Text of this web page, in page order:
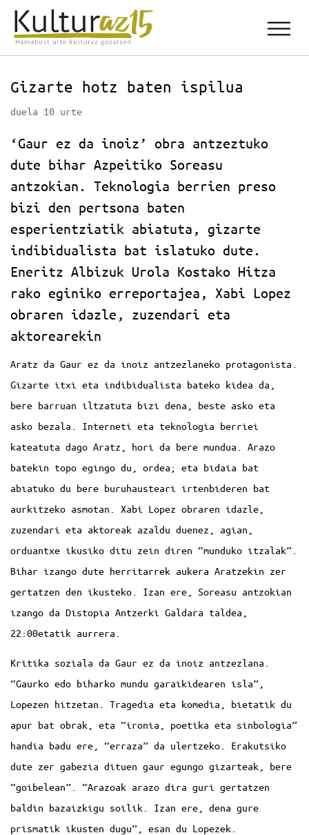
Gizarte hotz baten ispilua
duela 10 urte
‘Gaur ez da inoiz’ obra antzeztuko
dute bihar Azpeitiko Soreasu
antzokian. Teknologia berrien preso
bizi den pertsona baten
esperientziatik abiatuta, gizarte
indibidualista bat islatuko dute.
Eneritz Albizuk Urola Kostako Hitza
rako eginiko erreportajea, Xabi Lopez
obraren idazle, zuzendari eta
aktorearekin
Aratz da Gaur ez da inoiz antzezlaneko protagonista.
Gizarte itxi eta indibidualista bateko kidea da,
bere barruan iltzatuta bizi dena, beste asko eta
asko bezala. Interneti eta teknologia berriei
kateatuta dago Aratz, hori da bere mundua. Arazo
batekin topo egingo du, ordea; eta bidaia bat
abiatuko du bere buruhausteari irtenbideren bat
aurkitzeko asmotan. Xabi Lopez obraren idazle,
zuzendari eta aktoreak azaldu duenez, agian,
orduantxe ikusiko ditu zein diren “munduko itzalak”.
Bihar izango dute herritarrek aukera Aratzekin zer
gertatzen den ikusteko. Izan ere, Soreasu antzokian
izango da Distopia Antzerki Galdara taldea,
22:00etatik aurrera.
Kritika soziala da Gaur ez da inoiz antzezlana.
“Gaurko edo biharko mundu garaikidearen isla”,
Lopezen hitzetan. Tragedia eta komedia, bietatik du
apur bat obrak, eta “ironia, poetika eta sinbologia”
handia badu ere, “erraza” da ulertzeko. Erakutsiko
dute zer gabezia dituen gaur egungo gizarteak, bere
“goibelean”. “Arazoak arazo dira guri gertatzen
baldin bazaizkigu soilik. Izan ere, dena gure
prismatik ikusten dugu”, esan du Lopezek.